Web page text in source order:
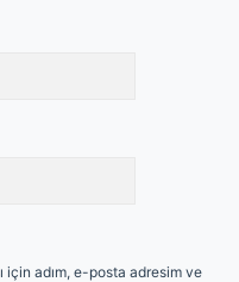
için adım, e-posta adresim ve